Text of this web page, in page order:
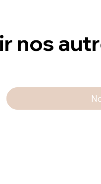
nos